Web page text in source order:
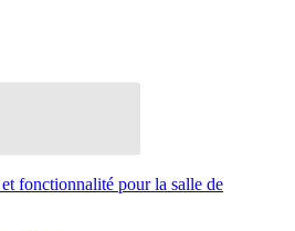
fonctionnalité pour la salle de